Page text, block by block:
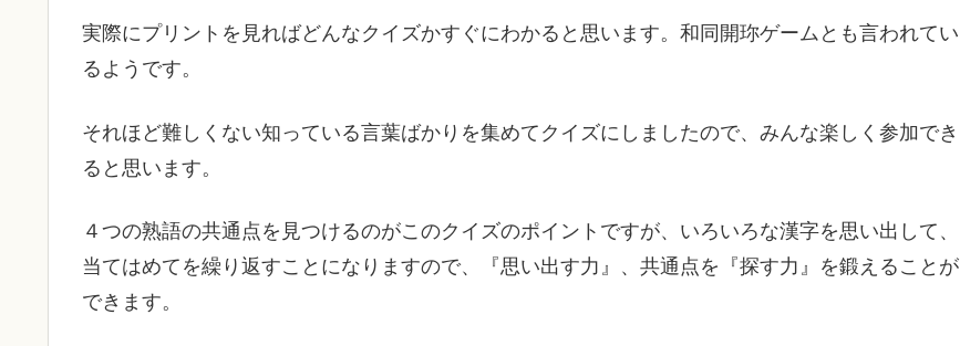
実際にプリントを見ればどんなクイズかすぐにわかると思います。和同開珎ゲームとも言われてい
るようです。
それほど難しくない知っている言葉ばかりを集めてクイズにしましたので、みんな楽しく参加でき
ると思います。
４つの熟語の共通点を見つけるのがこのクイズのポイントですが、いろいろな漢字を思い出して、
当てはめてを繰り返すことになりますので、『思い出す力』、共通点を『探す力』を鍛えることが
できます。